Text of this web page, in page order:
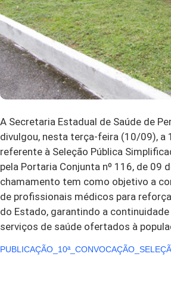
A Secretaria Estadual de Saúde de
divulgou, nesta terça-feira (10/09), a
referente à Seleção Pública
pela Portaria Conjunta nº 116, de 09
chamamento tem como objetivo a
de profissionais médicos para
do Estado, garantindo a
serviços de saúde ofertados à